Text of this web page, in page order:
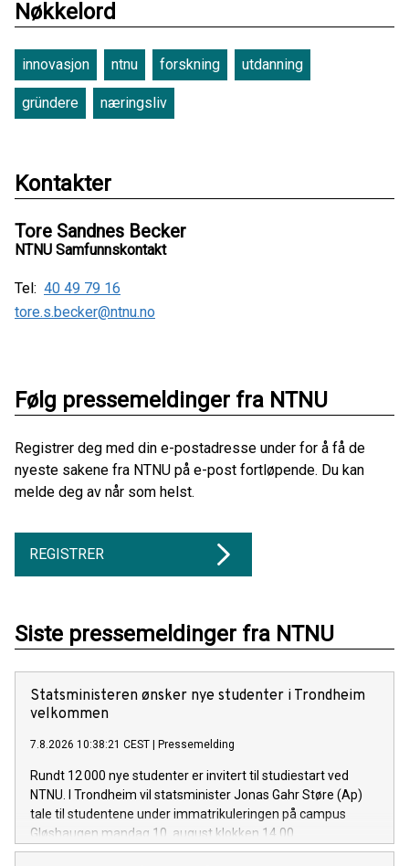
Nøkkelord
innovasjon ntnu forskning utdanning
gründere næringsliv
Kontakter
Tore Sandnes Becker
NTNU Samfunnskontakt
Tel: 40 49 79 16
tore.s.becker@ntnu.no
Følg pressemeldinger fra NTNU
Registrer deg med din e-postadresse under for å få de
nyeste sakene fra NTNU på e-post fortløpende. Du kan
melde deg av når som helst.
REGISTRER
Siste pressemeldinger fra NTNU
Statsministeren ønsker nye studenter i Trondheim
velkommen
7.8.2026 10:38:21 CEST Pressemelding
Rundt 12 000 nye studenter er invitert til studiestart ved
NTNU. I Trondheim vil statsminister Jonas Gahr Støre (Ap)
tale til studentene under immatrikuleringen på campus
Gløshaugen mandag 10. august klokken 14.00